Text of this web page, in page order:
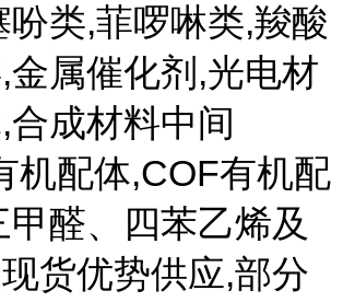
吩类,菲啰啉类,羧酸
金属催化剂,光电材
成材料中间
机配体,COF有机配
醛、四苯乙烯及
货优势供应,部分